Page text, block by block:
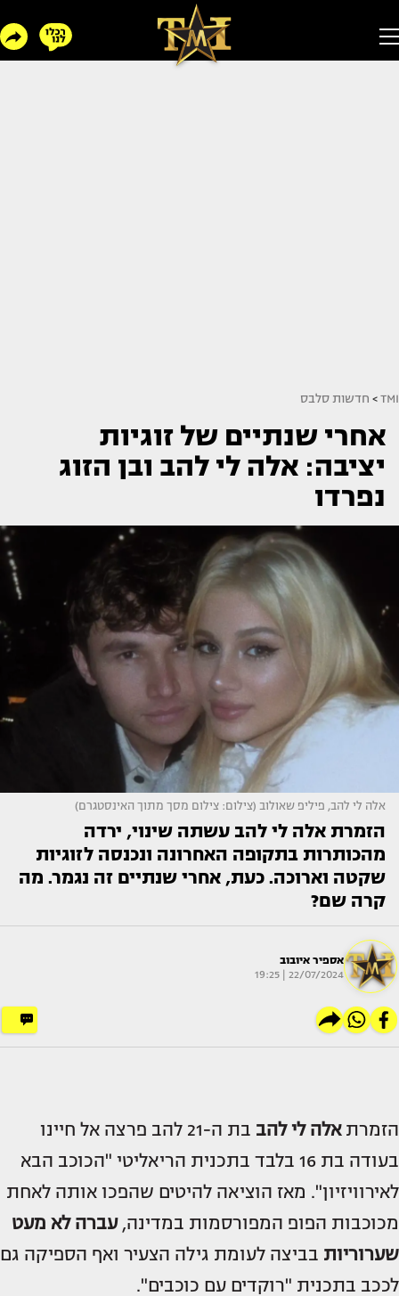
TMI
> חדשות סלבס
אחרי שנתיים של זוגיות
יציבה: אלה לי להב ובן הזוג
נפרדו
אלה לי להב, פיליפ שאולוב (צילום: צילום מסך מתוך האינסטגרם)
הזמרת אלה לי להב עשתה שינוי, ירדה
מהכותרות בתקופה האחרונה ונכנסה לזוגיות
שקטה וארוכה. כעת, אחרי שנתיים זה נגמר. מה
קרה שם?
אספיר איובוב
22/07/2024 | 19:25
הזמרתאלה לי להב
בת ה-21 להב פרצה אל חיינו
בעודה בת 16 בלבד בתכנית הריאליטי "הכוכב הבא
לאירוויזיון". מאז הוציאה להיטים שהפכו אותה לאחת
מכוכבות הפופ המפורסמות במדינה,עברה לא מעט
שערוריות בביצה לעומת גילה הצעיר ואף הספיקה גם
לככב בתכנית "רוקדים עם כוכבים".